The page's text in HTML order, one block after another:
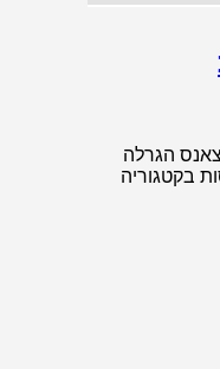
הגרלה
בקטגוריה